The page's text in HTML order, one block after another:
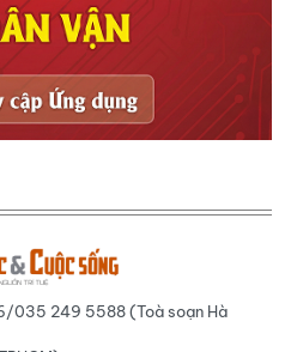
035 249 5588 (Toà soạn Hà